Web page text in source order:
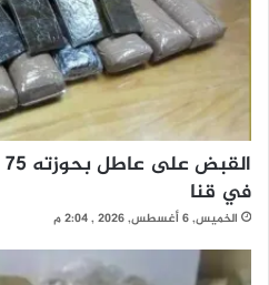
في قنا
الخميس, 6 أغسطس, 2026 , 2:04 م